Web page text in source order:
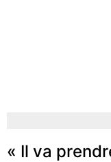
« Il va